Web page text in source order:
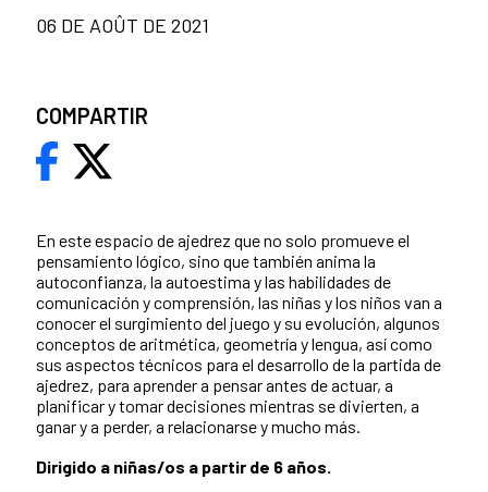
En este espacio de ajedrez que no solo promueve el
pensamiento lógico, sino que también anima la
autoconfianza, la autoestima y las habilidades de
comunicación y comprensión, las niñas y los niños van a
conocer el surgimiento del juego y su evolución, algunos
conceptos de aritmética, geometría y lengua, así como
sus aspectos técnicos para el desarrollo de la partida de
ajedrez, para aprender a pensar antes de actuar, a
planificar y tomar decisiones mientras se divierten, a
ganar y a perder, a relacionarse y mucho más.
Dirigido a niñas/os a partir de 6 años.
06 DE AOÛT DE 2021
COMPARTIR